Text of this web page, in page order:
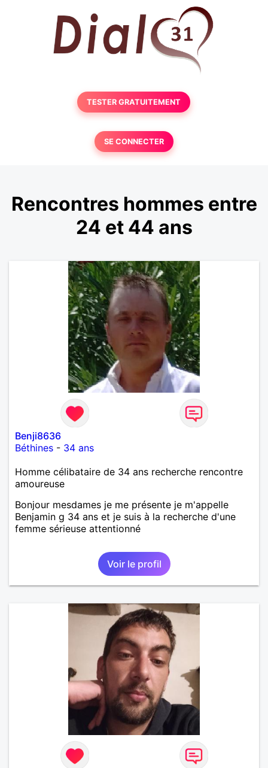
TESTER GRATUITEMENT
SE CONNECTER
Rencontres hommes entre
24 et 44 ans
Benji8636
Béthines - 34 ans
Homme célibataire de 34 ans recherche rencontre
amoureuse
Bonjour mesdames je me présente je m'appelle
Benjamin g 34 ans et je suis à la recherche d'une
femme sérieuse attentionné
Voir le profil